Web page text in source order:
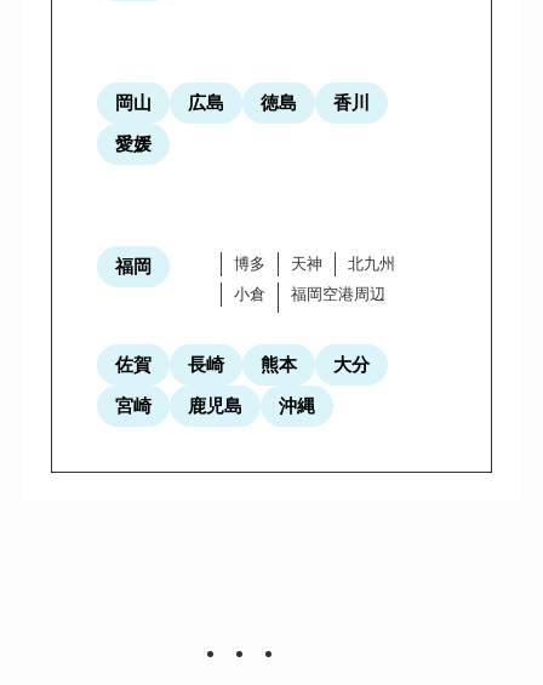
岡山 広島 徳島
香川
愛媛
福岡 博多 天神
北九州
小倉
福岡空港周辺
佐賀 長崎 熊本
大分
宮崎
鹿児島 沖縄